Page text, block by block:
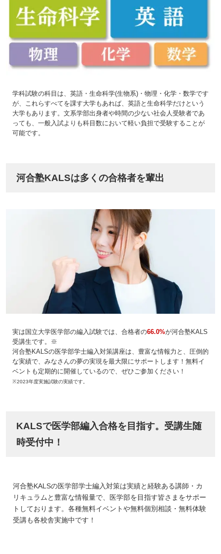
学科試験の科目は、英語・生命科学(生物系)・物理・化学・数学です
が、これらすべてを課す大学もあれば、英語と生命科学だけという
大学もあります。文系学部出身者や時間の少ない社会人受験者であ
っても、一般入試よりも科目数において軽い負担で受験することが
可能です。
河合塾KALSは多くの合格者を輩出
実は国立大学医学部の編入試験では、合格者の66.0%が河合塾KALS
受講生です。※
河合塾KALSの医学部学士編入対策講座は、豊富な情報力と、圧倒的
な実績で、みなさんの夢の実現を最大限にサポートします！無料イ
ベントも定期的に開催しているので、ぜひご参加ください！
※2023年度実施試験の実績です。
KALSで医学部編入合格を目指す。受講生随
時受付中！
河合塾KALSの医学部学士編入対策は実績と経験ある講師・カ
リキュラムと豊富な情報量で、医学部を目指す皆さまをサポー
トしております。各種無料イベントや無料個別相談・無料体験
受講も各校舎実施中です！